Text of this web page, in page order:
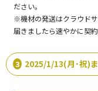
ださい。
※機材の発送はクラウド
届きましたら速やかに契
3 2025/1/13(月･祝)